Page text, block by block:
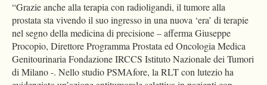
“Grazie anche alla terapia con radioligandi, il tumore alla
prostata sta vivendo il suo ingresso in una nuova ‘era’ di terapie
nel segno della medicina di precisione – afferma Giuseppe
Procopio, Direttore Programma Prostata ed Oncologia Medica
Genitourinaria Fondazione IRCCS Istituto Nazionale dei Tumori
di Milano -. Nello studio PSMAfore, la RLT con lutezio ha